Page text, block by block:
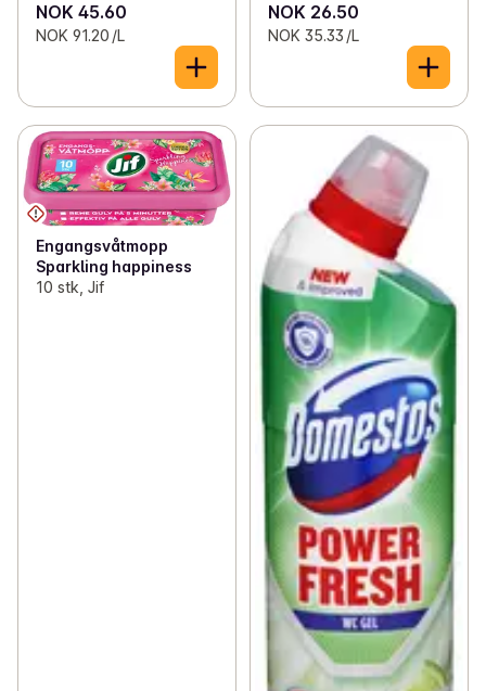
NOK 45.60
NOK 91.20 /L
NOK 26.50
NOK 35.33 /L
Engangsvåtmopp
Sparkling happiness
10 stk, Jif